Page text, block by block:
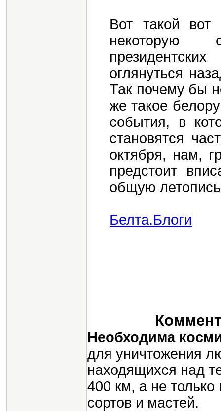
Вот такой вот
некоторую
оглянуться
Так почему бы
же такое
события, в
становятся
октября, нам,
предстоит
общую
Белта.Блоги
Необходима
для уничтожения
находящихся над
400 км, а не
сортов и мастей.